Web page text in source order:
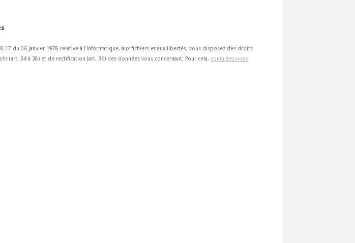
17 du 06 janvier 1978 relative à l'informatique, aux fichiers et aux libertés, vous disposez des droits
(art. 34 à 38) et de rectification (art. 36) des données vous concernant. Pour cela, contactez-nous